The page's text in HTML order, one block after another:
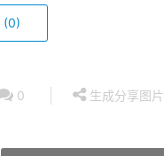
(0)
0 生成分享图片